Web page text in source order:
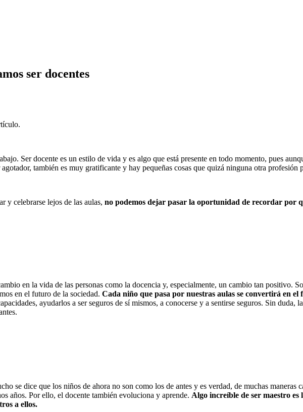
ser docentes
Ser docente es un estilo de vida y es algo que está presente en todo momento, pues
también es muy gratificante y hay pequeñas cosas que quizá ninguna otra profesión
y celebrarse lejos de las aulas, no podemos dejar pasar la oportunidad de recordar por
en la vida de las personas como la docencia y, especialmente, un cambio tan positivo.
en el futuro de la sociedad. Cada niño que pasa por nuestras aulas se convertirá en
ayudarlos a ser seguros de sí mismos, a conocerse y a sentirse seguros. Sin duda,
se dice que los niños de ahora no son como los de antes y es verdad, de muchas
años. Por ello, el docente también evoluciona y aprende. Algo increíble de ser maestro
a ellos.